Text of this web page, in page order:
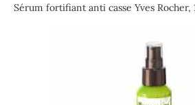
Sérum fortifiant anti casse Yves